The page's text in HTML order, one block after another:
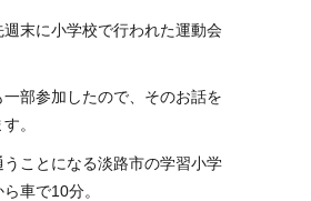
週末に小学校で行われた運動会
部参加したので、そのお話を
。
ことになる淡路市の学習小学
車で10分。